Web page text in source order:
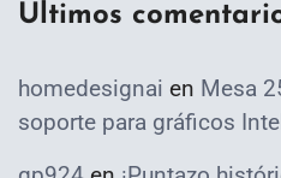
Ultimos
homedesignai en Mesa
soporte para gráficos